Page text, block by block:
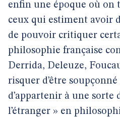
enfin une époque où
ceux qui estiment avoir
de pouvoir critiquer
philosophie française
Derrida, Deleuze,
risquer d’être
d’appartenir à une sorte
l’étranger » en